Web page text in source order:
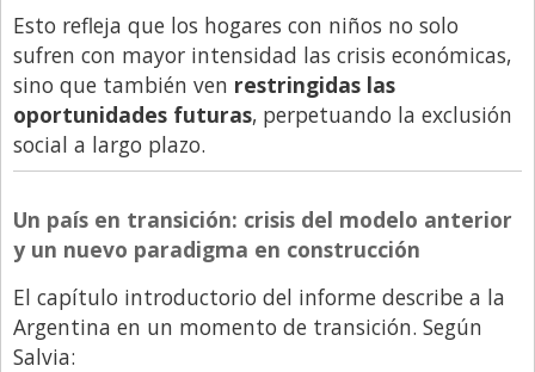
Esto refleja que los hogares con niños no solo
sufren con mayor intensidad las crisis económicas,
sino que también ven restringidas las
oportunidades futuras, perpetuando la exclusión
social a largo plazo.
Un país en transición: crisis del modelo anterior
y un nuevo paradigma en construcción
El capítulo introductorio del informe describe a la
Argentina en un momento de transición. Según
Salvia: